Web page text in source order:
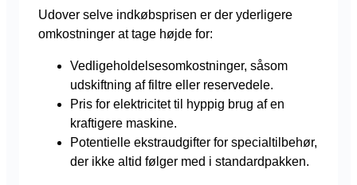
Udover selve indkøbsprisen er der yderligere
omkostninger at tage højde for:
Vedligeholdelsesomkostninger, såsom
udskiftning af filtre eller reservedele.
Pris for elektricitet til hyppig brug af en
kraftigere maskine.
Potentielle ekstraudgifter for specialtilbehør,
der ikke altid følger med i standardpakken.